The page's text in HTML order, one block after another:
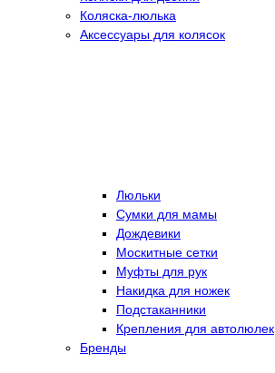
Коляска-люлька
Аксессуары для колясок
Люльки
Сумки для мамы
Дождевики
Москитные сетки
Муфты для рук
Накидка для ножек
Подстаканники
Крепления для автолюлек
Бренды